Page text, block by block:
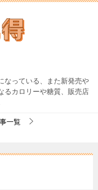
なっている、また新発売や
るカロリーや糖質、販売店
一覧